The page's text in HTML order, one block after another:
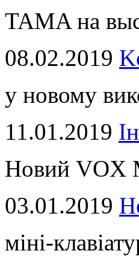
TAMA на
08.02.2019
у новому
11.01.2019
Новий VOX
03.01.2019
міні-